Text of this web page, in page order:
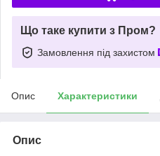
Що таке купити з Пром?
Замовлення під захистом
Опис Характеристики
Опис